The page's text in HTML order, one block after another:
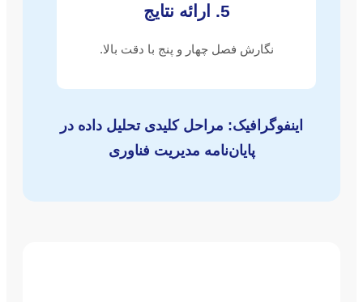
5. ارائه نتایج
نگارش فصل چهار و پنج با دقت بالا.
اینفوگرافیک: مراحل کلیدی تحلیل داده در
پایان‌نامه مدیریت فناوری